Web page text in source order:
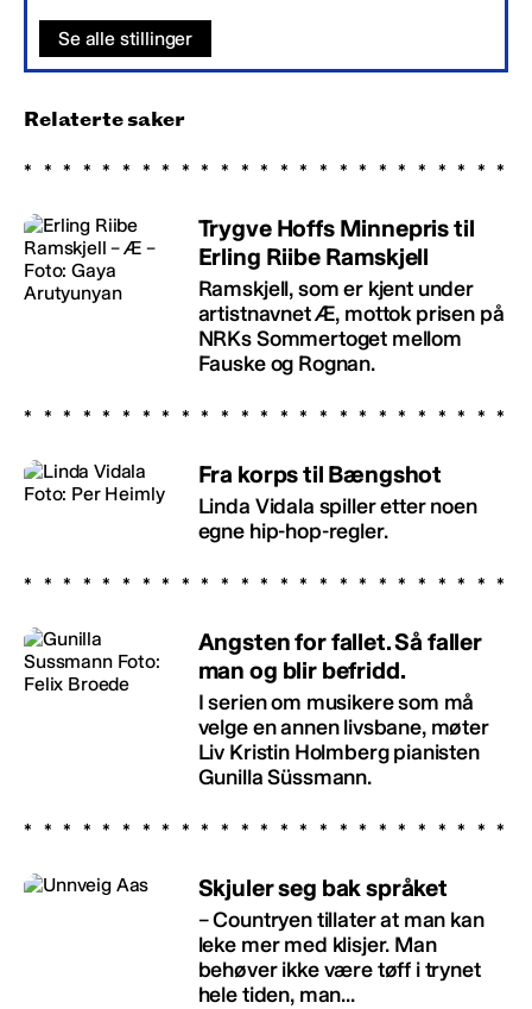
Se alle stillinger
Relaterte saker
Trygve Hoffs Minnepris til
Erling Riibe Ramskjell
Ramskjell, som er kjent under
artistnavnet Æ, mottok prisen på
NRKs Sommertoget mellom
Fauske og Rognan.
Fra korps til Bængshot
Linda Vidala spiller etter noen
egne hip-hop-regler.
Angsten for fallet. Så faller
man og blir befridd.
I serien om musikere som må
velge en annen livsbane, møter
Liv Kristin Holmberg pianisten
Gunilla Süssmann.
Skjuler seg bak språket
– Countryen tillater at man kan
leke mer med klisjer. Man
behøver ikke være tøff i trynet
hele tiden, man...